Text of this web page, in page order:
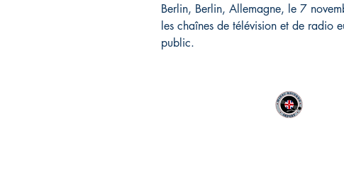
Berlin, Berlin, Allemagne, le 7
les chaînes de télévision et de radio
public.